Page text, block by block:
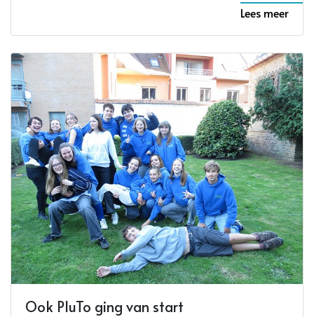
Lees meer
Ook PluTo ging van start